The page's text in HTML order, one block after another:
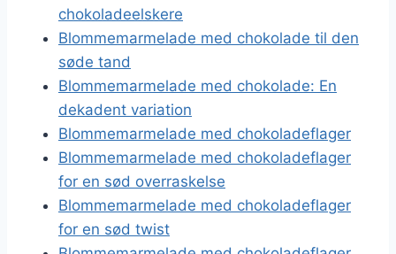
chokoladeelskere
Blommemarmelade med chokolade til den
søde tand
Blommemarmelade med chokolade: En
dekadent variation
Blommemarmelade med chokoladeflager
Blommemarmelade med chokoladeflager
for en sød overraskelse
Blommemarmelade med chokoladeflager
for en sød twist